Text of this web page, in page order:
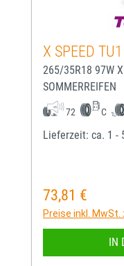
X SPEED TU1
265/35R18 97W
SOMMERREIFEN
72 C
Lieferzeit: ca. 1 -
Regulärer Preis:
73,81 €
Preise inkl.
IN